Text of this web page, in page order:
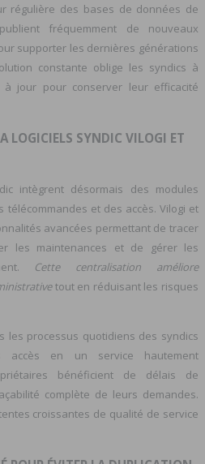
régulière des bases de données de
fréquemment de nouveaux
supporter les dernières générations
constante oblige les syndics à
à jour pour conserver leur efficacité
LOGICIELS SYNDIC VILOGI ET
intègrent désormais des modules
télécommandes et des accès. Vilogi et
avancées permettant de tracer
les maintenances et de gérer les
Cette centralisation améliore
tout en réduisant les risques
les processus quotidiens des syndics
accès en un service hautement
bénéficient de délais de
complète de leurs demandes.
croissantes de qualité de service